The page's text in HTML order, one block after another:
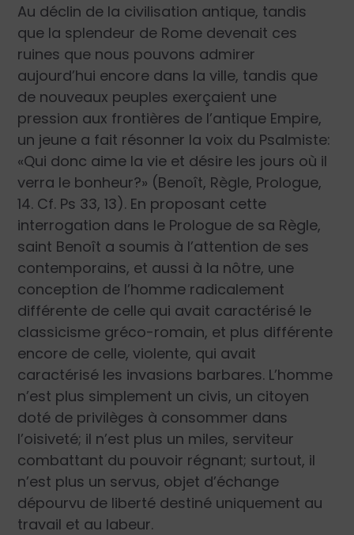
Au déclin de la civilisation antique, tandis
que la splendeur de Rome devenait ces
ruines que nous pouvons admirer
aujourd’hui encore dans la ville, tandis que
de nouveaux peuples exerçaient une
pression aux frontières de l’antique Empire,
un jeune a fait résonner la voix du Psalmiste:
«Qui donc aime la vie et désire les jours où il
verra le bonheur?» (Benoît, Règle, Prologue,
14. Cf. Ps 33, 13). En proposant cette
interrogation dans le Prologue de sa Règle,
saint Benoît a soumis à l’attention de ses
contemporains, et aussi à la nôtre, une
conception de l’homme radicalement
différente de celle qui avait caractérisé le
classicisme gréco-romain, et plus différente
encore de celle, violente, qui avait
caractérisé les invasions barbares. L’homme
n’est plus simplement un civis, un citoyen
doté de privilèges à consommer dans
l’oisiveté; il n’est plus un miles, serviteur
combattant du pouvoir régnant; surtout, il
n’est plus un servus, objet d’échange
dépourvu de liberté destiné uniquement au
travail et au labeur.